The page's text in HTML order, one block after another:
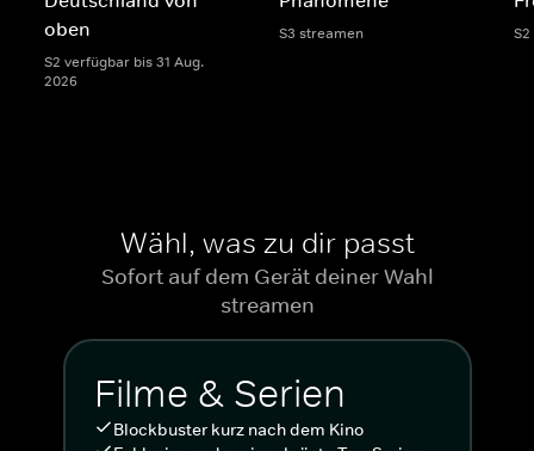
oben
S2 verfügbar bis 31 Aug.
2026
S3 streamen
Wähl, was zu dir passt
Sofort auf dem Gerät deiner Wahl
streamen
Filme & Serien
Blockbuster kurz nach dem Kino